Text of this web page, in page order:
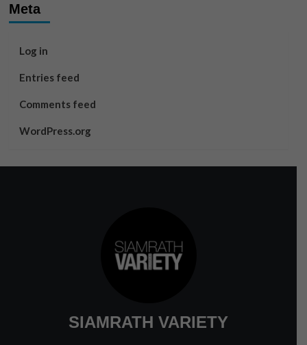
Meta
Log in
Entries feed
Comments feed
WordPress.org
SIAMRATH VARIETY